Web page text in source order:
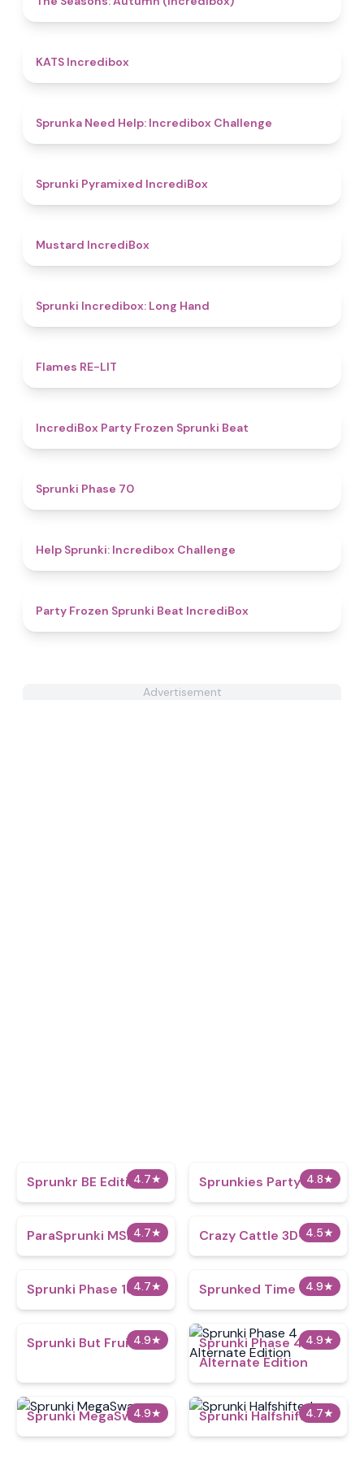
KATS Incredibox
Sprunka Need Help: Incredibox Challenge
Sprunki Pyramixed IncrediBox
Mustard IncrediBox
Sprunki Incredibox: Long Hand
Flames RE-LIT
IncrediBox Party Frozen Sprunki Beat
Sprunki Phase 70
Help Sprunki: Incredibox Challenge
Party Frozen Sprunki Beat IncrediBox
Advertisement
4.7★
Sprunkr BE Edition 4.8★
Sprunkies Party
4.7★
ParaSprunki MSI 4.5★
Crazy Cattle 3D+
4.7★
Sprunki Phase 100.9 4.9★
Sprunked Time
4.9★
Sprunki But Fruity 4.9★
Sprunki Phase 4
Alternate Edition
4.9★
Sprunki MegaSwap 4.7★
Sprunki Halfshifted